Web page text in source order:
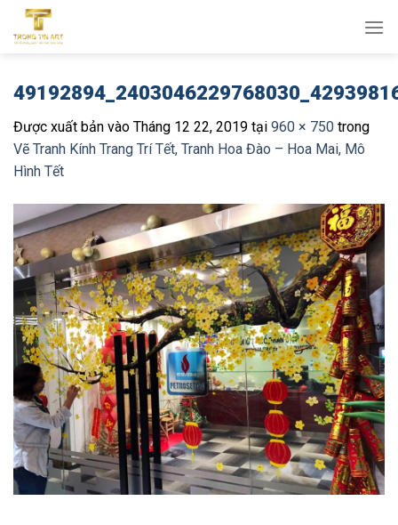
qua
Được xuất bản vào Tháng 12 22, 2019 tại 960 × 750 trong
Vẽ Tranh Kính Trang Trí Tết, Tranh Hoa Đào – Hoa Mai, Mô
Hình Tết